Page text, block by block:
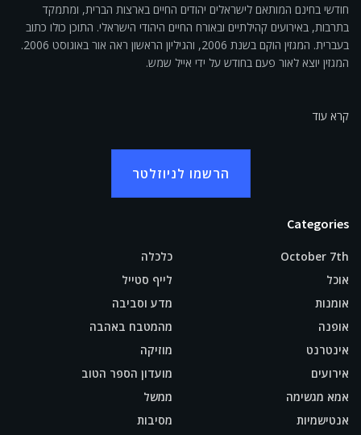
חודשי בחינם המותאם לישראלים יהודים החיים בארצות הברית, ומתמקד
בתרבות, באירועים קהילתיים ובאורח החיים היהודי הישראלי. התוכן כולו כתוב
בעברית. המגזין הוקם בשנת 2006, והגיליון הראשון ראה אור באוגוסט 2006.
המגזין יוצא לאור פעם בחודש על ידי אייל שמש.
קרא עוד
הרשמו לניוזלטר
Categories
October 7th
אוכל
אומנות
אופנה
אינטרנט
אירועים
אמא מגשימה
אנטישמיות
כלכלה
לייף סטייל
מדע וסביבה
מהמטבח באהבה
מוזיקה
מועדון הספר הטוב
ממשל
מסיבות